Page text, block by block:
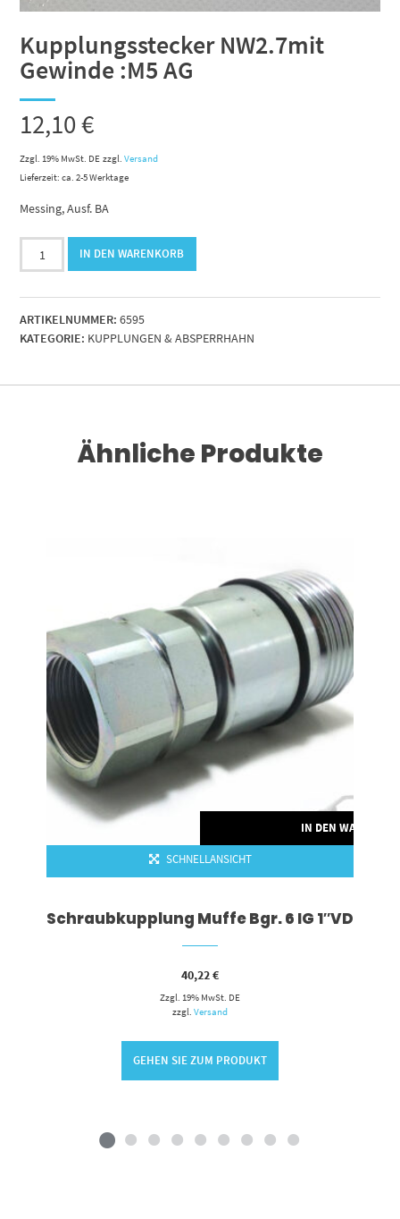
Kupplungsstecker NW2.7mit
Gewinde :M5 AG
12,10€
Zzgl. 19% MwSt. DE zzgl.Versand
Lieferzeit: ca. 2-5 Werktage
Messing, Ausf. BA
NW2.7mit
:M5
AG
Menge
IN DEN WARENKORB
ARTIKELNUMMER: 6595
KATEGORIE: KUPPLUNGEN & ABSPERRHAHN
Ähnliche Produkte
IN DEN
SCHNELLANSICHT
Schraubkupplung Muffe Bgr. 6 IG 1″VD
40,22€
Zzgl. 19% MwSt. DE
zzgl.Versand
GEHEN SIE ZUM PRODUKT